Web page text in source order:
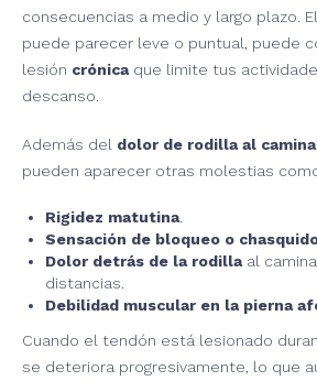
consecuencias a medio y largo plazo.
puede parecer leve o puntual, puede
lesión crónicaque limite tus
descanso.
Además del dolor de rodilla al
pueden aparecer otras molestias
Rigidez matutina.
Sensación de bloqueo o
Dolor detrás de la rodillaal
distancias.
Debilidad muscular en la pierna
Cuando el tendón está lesionado
se deteriora progresivamente, lo que